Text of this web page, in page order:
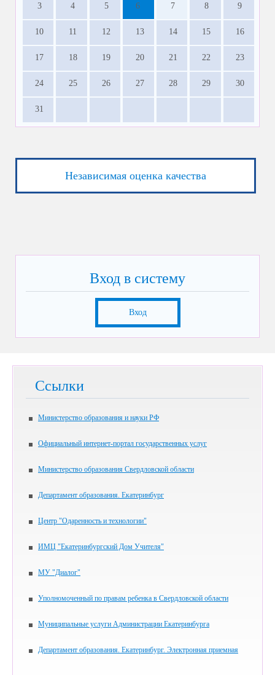
3 4 5 6 7 8 9
10 11 12 13 14 15 16
17 18 19 20 21 22 23
24 25 26 27 28 29 30
31
Независимая оценка качества
Вход в систему
Вход
Ссылки
Министерство образования и науки РФ
Официальный интернет-портал государственных услуг
Министерство образования Свердловской области
Департамент образования. Екатеринбург
Центр "Одаренность и технологии"
ИМЦ "Екатеринбургский Дом Учителя"
МУ "Диалог"
Уполномоченный по правам ребенка в Свердловской области
Муниципальные услуги Администрации Екатеринбурга
Департамент образования. Екатеринбург. Электронная приемная